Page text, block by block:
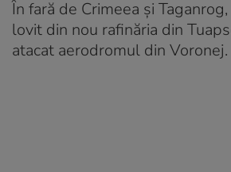
În fară de Crimeea și
lovit din nou rafinăria din
atacat aerodromul din Voronej.